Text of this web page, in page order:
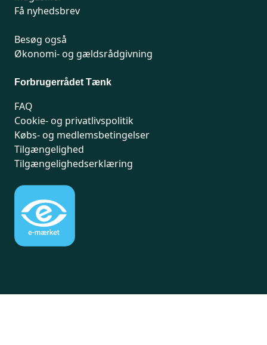
Få nyhedsbrev
Besøg også
Økonomi- og gældsrådgivning
Forbrugerrådet Tænk
FAQ
Cookie- og privatlivspolitik
Købs- og medlemsbetingelser
Tilgængelighed
Tilgængelighedserklæring